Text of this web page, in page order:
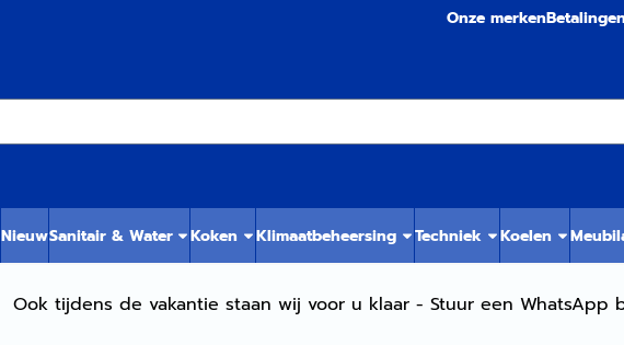
Onze merken
NieuwSanitair & Water Koken Klimaatbeheersing Techniek Koelen
Ook tijdens de vakantie staan wij voor u klaar - Stuur een WhatsApp